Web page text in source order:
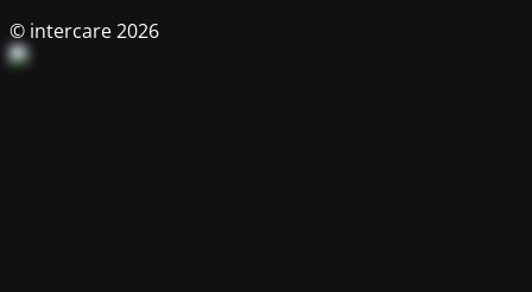
© intercare 2026